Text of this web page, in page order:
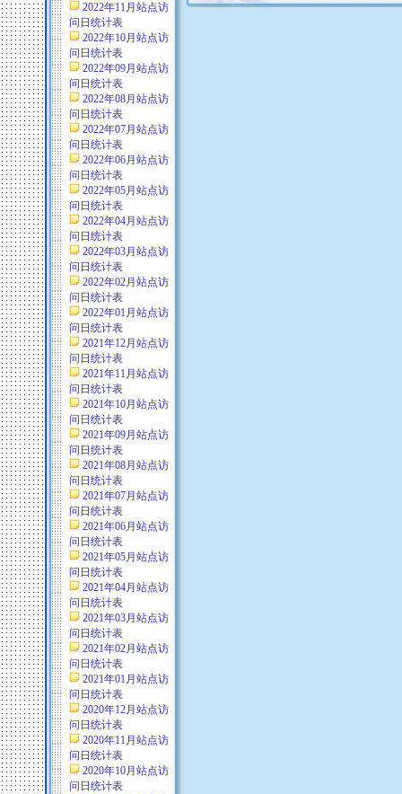
2022年11月站点访
问日统计表
2022年10月站点访
问日统计表
2022年09月站点访
问日统计表
2022年08月站点访
问日统计表
2022年07月站点访
问日统计表
2022年06月站点访
问日统计表
2022年05月站点访
问日统计表
2022年04月站点访
问日统计表
2022年03月站点访
问日统计表
2022年02月站点访
问日统计表
2022年01月站点访
问日统计表
2021年12月站点访
问日统计表
2021年11月站点访
问日统计表
2021年10月站点访
问日统计表
2021年09月站点访
问日统计表
2021年08月站点访
问日统计表
2021年07月站点访
问日统计表
2021年06月站点访
问日统计表
2021年05月站点访
问日统计表
2021年04月站点访
问日统计表
2021年03月站点访
问日统计表
2021年02月站点访
问日统计表
2021年01月站点访
问日统计表
2020年12月站点访
问日统计表
2020年11月站点访
问日统计表
2020年10月站点访
问日统计表